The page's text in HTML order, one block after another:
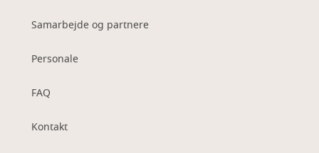
Samarbejde og partnere
Personale
FAQ
Kontakt